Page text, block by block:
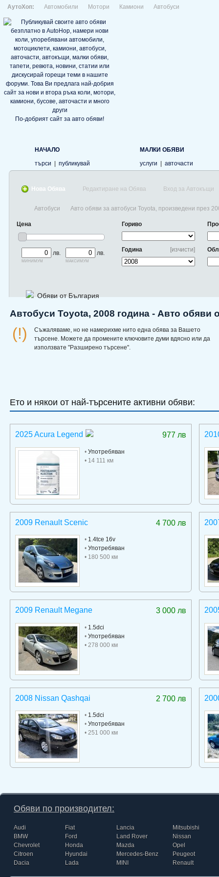
АутоХоп: Автомобили Мотори Камиони Автобуси
По-добрият сайт за авто обяви!
НАЧАЛО
търси
публикувай
МАЛКИ ОБЯВИ
услуги
авточасти
Нова Обява Редактиране на Обява Вход за Автокъщи
Автобуси Авто обяви за автобуси Toyota, произведени през
Цена
лв.
минимум
лв.
максимум
Гориво
[изчисти]
Година
Обяви от България
Автобуси Toyota, 2008 година - Авто обяви
(!)
Съжаляваме, но не намерихме нито една обява за Вашето
търсене. Можете да промените ключовите думи вдясно или да
използвате "Разширено търсене".
Ето и някои от най-търсените активни обяви:
977 лв
2025 Acura Legend
• Употребяван
• 14 111 км
4 700 лв
2009 Renault Scenic
• 1.4tce 16v
• Употребяван
• 180 500 км
3 000 лв
2009 Renault Megane
• 1.5dci
• Употребяван
• 278 000 км
2 700 лв
2008 Nissan Qashqai
• 1.5dci
• Употребяван
• 251 000 км
Обяви по производител:
Audi
BMW
Chevrolet
Citroen
Dacia
Fiat
Ford
Honda
Hyundai
Lada
Lancia
Land Rover
Mazda
Mercedes-Benz
MINI
Mitsubishi
Nissan
Opel
Peugeot
Renault